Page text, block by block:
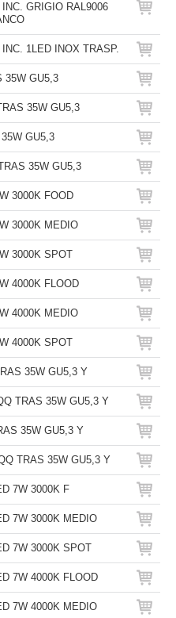
GRIGIO RAL9006
1LED INOX TRASP.
35W GU5,3
35W GU5,3
GU5,3
35W GU5,3
3000K FOOD
3000K MEDIO
3000K SPOT
4000K FLOOD
4000K MEDIO
4000K SPOT
35W GU5,3 Y
TRAS 35W GU5,3 Y
35W GU5,3 Y
TRAS 35W GU5,3 Y
7W 3000K F
7W 3000K MEDIO
7W 3000K SPOT
7W 4000K FLOOD
7W 4000K MEDIO